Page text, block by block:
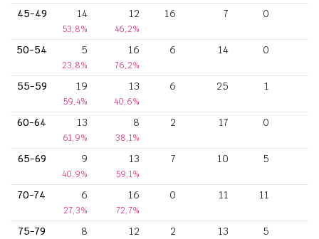
45-49 14
53,8%
12
46,2%
16 7 0
50-54 5
23,8%
16
76,2%
6 14 0
55-59 19
59,4%
13
40,6%
6 25 1
60-64 13
61,9%
8
38,1%
2 17 0
65-69 9
40,9%
13
59,1%
7 10 5
70-74 6
27,3%
16
72,7%
0 11 11
75-79 8 12 2 13 5